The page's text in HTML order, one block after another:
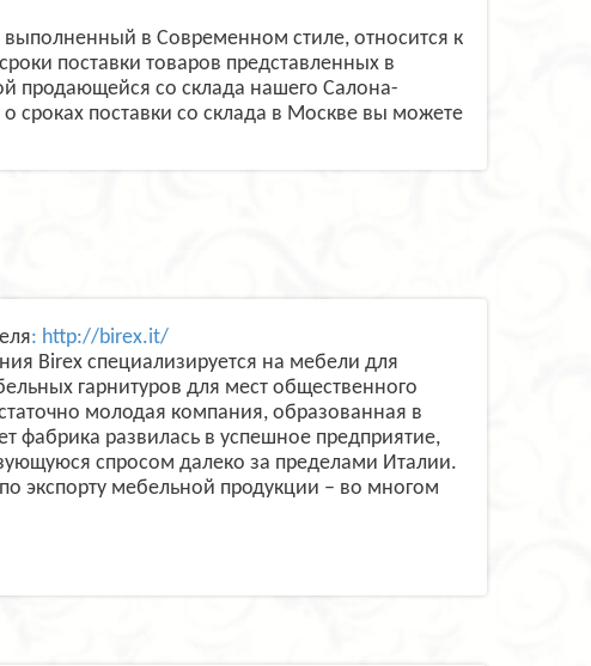
в Современном стиле, относится к
поставки товаров представленных в
продающейся со склада нашего Салона-
сроках поставки со склада в Москве вы можете
: http://birex.it/
Birex специализируется на мебели для
гарнитуров для мест общественного
молодая компания, образованная в
фабрика развилась в успешное предприятие,
спросом далеко за пределами Италии.
экспорту мебельной продукции – во многом